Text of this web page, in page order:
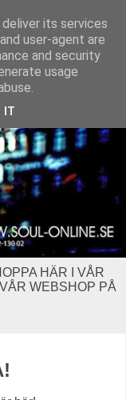
HÄR I VÅR
WEBSHOP PÅ
its services
user-agent are
and security
usage
IT